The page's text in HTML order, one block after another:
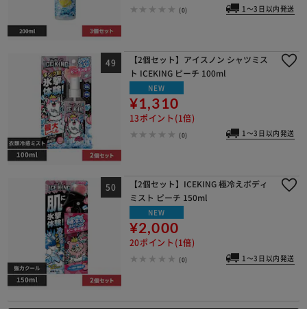
(0) 1～3日以内発送
【2個セット】アイスノン シャツミス
ト ICEKING ピーチ 100ml
NEW
¥1,310
13ポイント(1倍)
(0) 1～3日以内発送
【2個セット】ICEKING 極冷えボディ
ミスト ピーチ 150ml
NEW
¥2,000
20ポイント(1倍)
(0) 1～3日以内発送